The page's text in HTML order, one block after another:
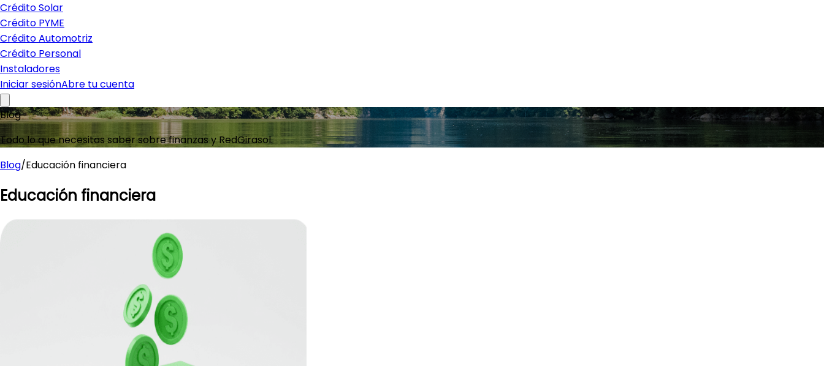
Crédito Solar
Crédito PYME
Crédito Automotriz
Crédito Personal
Instaladores
Iniciar sesiónAbre tu cuenta
Blog
Todo lo que necesitas saber sobre finanzas y RedGirasol.
Blog/Educación financiera
Educación financiera